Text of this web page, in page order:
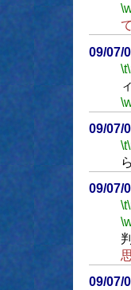
09/07/
\t
09/07/
\t
09/07/
\t
09/07/